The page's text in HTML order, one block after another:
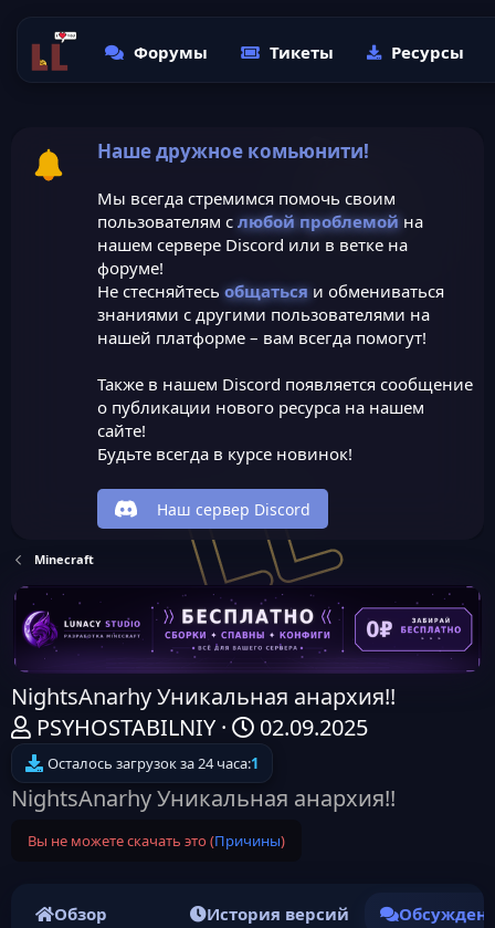
Форумы Тикеты Ресурсы
Наше дружное комьюнити!
Мы всегда стремимся помочь своим
пользователям с любой проблемойна
нашем сервере Discord или в ветке на
форуме!
Не стесняйтесь общатьсяи обмениваться
знаниями с другими пользователями на
нашей платформе – вам всегда помогут!
Также в нашем Discord появляется сообщение
о публикации нового ресурса на нашем
сайте!
Будьте всегда в курсе новинок!
Наш сервер Discord
Minecraft
NightsAnarhy Уникальная анархия!!
А
в
т
о
р
е
PSYHOSTABILNIY
Д
т
н
ч
02.09.2025
Осталось загрузок за 24 часа:1
NightsAnarhy Уникальная анархия!!
Вы не можете скачать это (Причины)
Обзор История версий